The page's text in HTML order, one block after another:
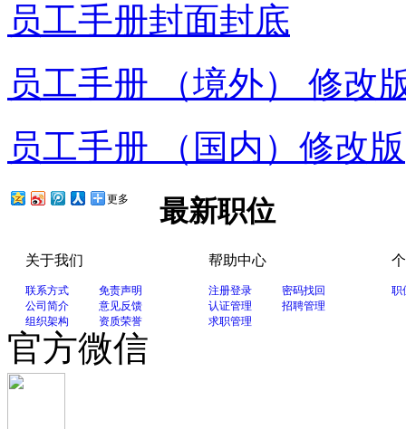
员工手册封面封底
员工手册 （境外） 修改
员工手册 （国内）修改版
更多 最新职位
关于我们
联系方式
免责声明
公司简介
意见反馈
组织架构
资质荣誉
帮助中心
注册登录
密码找回
认证管理
招聘管理
求职管理
职
官方微信